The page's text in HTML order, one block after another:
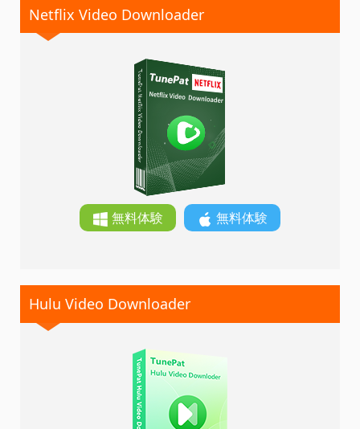
Netflix Video Downloader
無料体験 無料体験
Hulu Video Downloader